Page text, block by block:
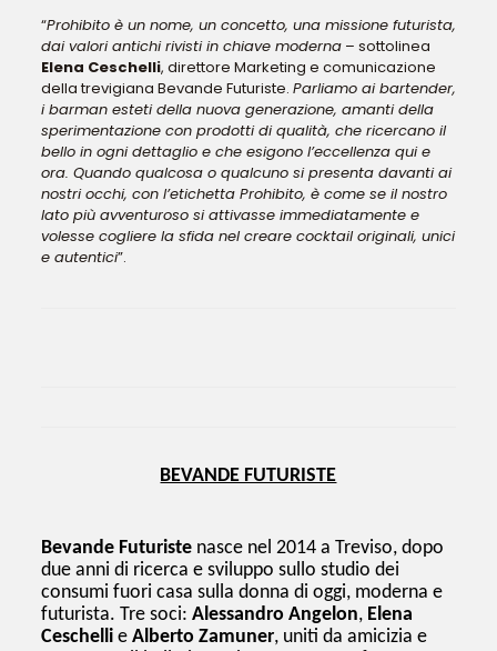
“Prohibito è un nome, un concetto, una missione futurista,
dai valori antichi rivisti in chiave moderna– sottolinea
Elena Ceschelli, direttore Marketing e comunicazione
della trevigiana Bevande Futuriste. Parliamo ai bartender,
i barman esteti della nuova generazione, amanti della
sperimentazione con prodotti di qualità, che ricercano il
bello in ogni dettaglio e che esigono l’eccellenza qui e
ora. Quando qualcosa o qualcuno si presenta davanti ai
nostri occhi, con l’etichetta Prohibito, è come se il nostro
lato più avventuroso si attivasse immediatamente e
volesse cogliere la sfida nel creare cocktail originali, unici
e autentici”.
BEVANDE FUTURISTE
Bevande Futuristenasce nel 2014 a Treviso, dopo
due anni di ricerca e sviluppo sullo studio dei
consumi fuori casa sulla donna di oggi, moderna e
futurista. Tre soci: Alessandro Angelon, Elena
Ceschellie Alberto Zamuner, uniti da amicizia e